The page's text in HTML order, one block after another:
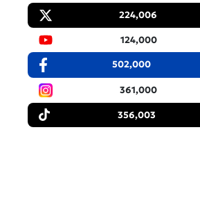
224,006
124,000
502,000
361,000
356,003